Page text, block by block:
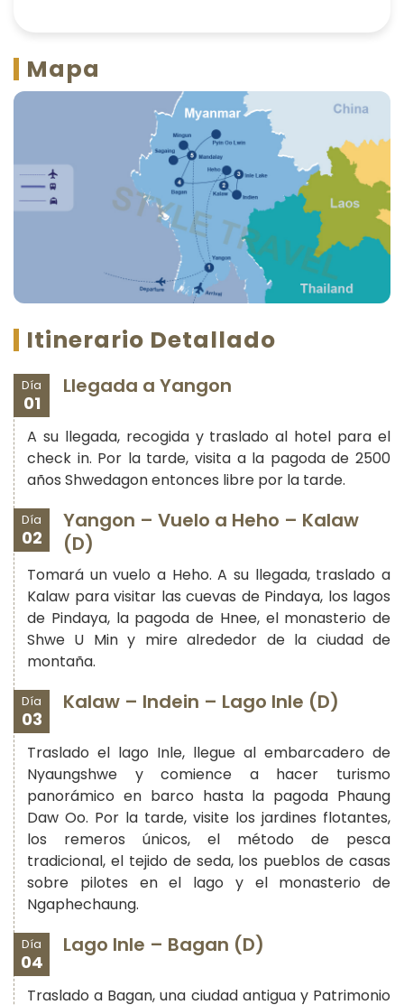
Mapa
Itinerario Detallado
Día
01
Llegada a Yangon
A su llegada, recogida y traslado al hotel para el
check in. Por la tarde, visita a la pagoda de 2500
años Shwedagon entonces libre por la tarde.
Día
02
Yangon – Vuelo a Heho – Kalaw
(D)
Tomará un vuelo a Heho. A su llegada, traslado a
Kalaw para visitar las cuevas de Pindaya, los lagos
de Pindaya, la pagoda de Hnee, el monasterio de
Shwe U Min y mire alrededor de la ciudad de
montaña.
Día
03
Kalaw – Indein – Lago Inle (D)
Traslado el lago Inle, llegue al embarcadero de
Nyaungshwe y comience a hacer turismo
panorámico en barco hasta la pagoda Phaung
Daw Oo. Por la tarde, visite los jardines flotantes,
los remeros únicos, el método de pesca
tradicional, el tejido de seda, los pueblos de casas
sobre pilotes en el lago y el monasterio de
Ngaphechaung.
Día
04
Lago Inle – Bagan (D)
Traslado a Bagan, una ciudad antigua y Patrimonio